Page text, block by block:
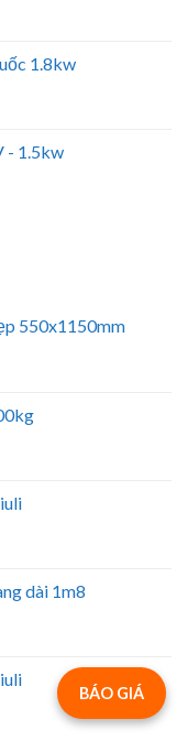
1.8kw
- 1.5kw
550x1150mm
dài 1m8
BÁO GIÁ